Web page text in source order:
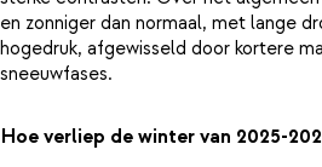
en zonniger dan normaal, met lange
hogedruk, afgewisseld door kortere
sneeuwfases.
Hoe verliep de winter van 2025-